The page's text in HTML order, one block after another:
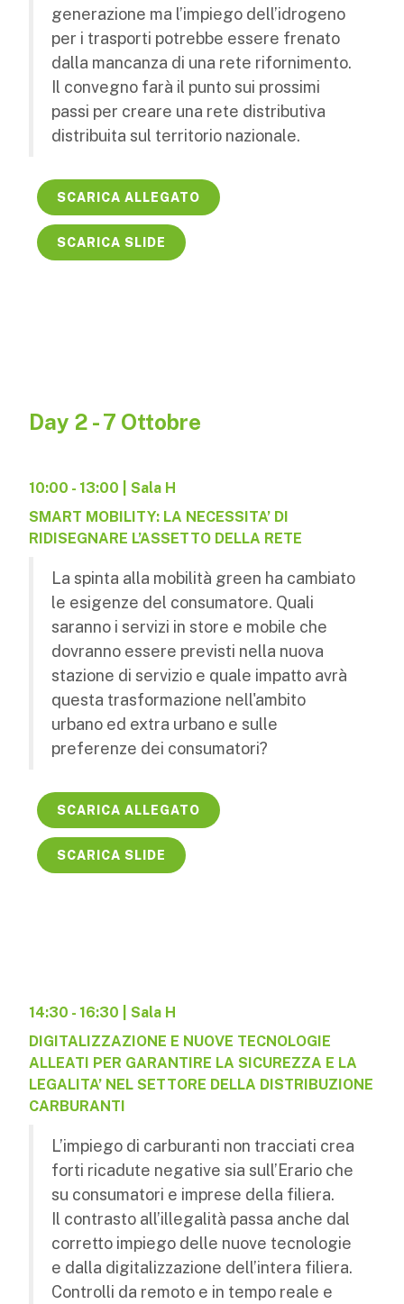
generazione ma l’impiego dell’idrogeno
per i trasporti potrebbe essere frenato
dalla mancanza di una rete rifornimento.
Il convegno farà il punto sui prossimi
passi per creare una rete distributiva
distribuita sul territorio nazionale.
SCARICA ALLEGATO
SCARICA SLIDE
Day 2 - 7 Ottobre
10:00 - 13:00 | Sala H
SMART MOBILITY: LA NECESSITA’ DI
RIDISEGNARE L’ASSETTO DELLA RETE
La spinta alla mobilità green ha cambiato
le esigenze del consumatore. Quali
saranno i servizi in store e mobile che
dovranno essere previsti nella nuova
stazione di servizio e quale impatto avrà
questa trasformazione nell'ambito
urbano ed extra urbano e sulle
preferenze dei consumatori?
SCARICA ALLEGATO
SCARICA SLIDE
14:30 - 16:30 | Sala H
DIGITALIZZAZIONE E NUOVE TECNOLOGIE
ALLEATI PER GARANTIRE LA SICUREZZA E LA
LEGALITA’ NEL SETTORE DELLA DISTRIBUZIONE
CARBURANTI
L’impiego di carburanti non tracciati crea
forti ricadute negative sia sull’Erario che
su consumatori e imprese della filiera.
Il contrasto all’illegalità passa anche dal
corretto impiego delle nuove tecnologie
e dalla digitalizzazione dell’intera filiera.
Controlli da remoto e in tempo reale e